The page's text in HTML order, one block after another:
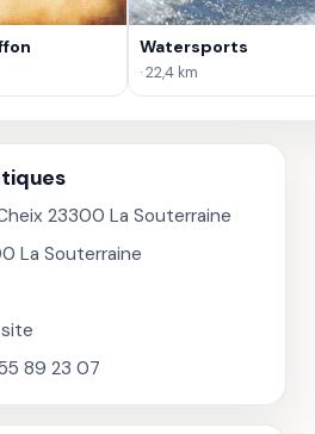
Watersports
· 22,4 km
23300 La Souterraine
La Souterraine
89 23 07